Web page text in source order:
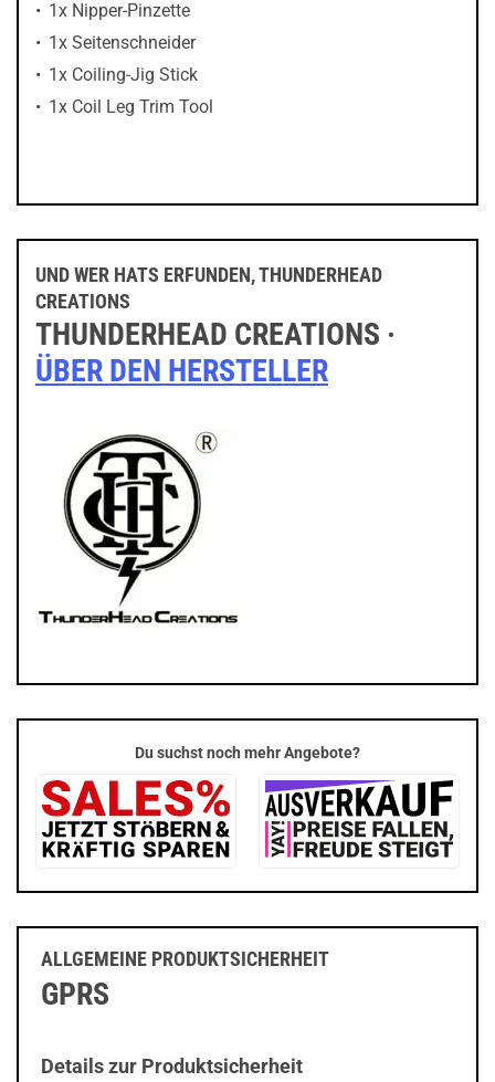
1x Nipper-Pinzette
1x Seitenschneider
1x Coiling-Jig Stick
1x Coil Leg Trim Tool
UND WER HATS ERFUNDEN, THUNDERHEAD
CREATIONS
THUNDERHEAD CREATIONS ·
ÜBER DEN HERSTELLER
Du suchst noch mehr Angebote?
ALLGEMEINE PRODUKTSICHERHEIT
GPRS
Details zur Produktsicherheit